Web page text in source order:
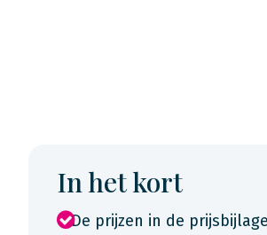
In het kort
De prijzen in de